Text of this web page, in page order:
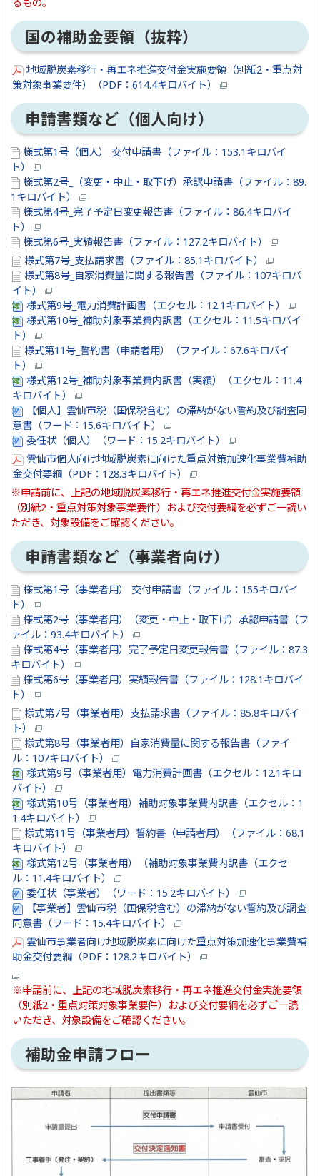
国の補助金要領（抜粋）
地域脱炭素移行・再エネ推進交付金実施要領（別紙2・重点対
策対象事業要件）（PDF：614.4キロバイト）
申請書類など（個人向け）
様式第1号（個人） 交付申請書（ファイル：153.1キロバイ
ト）
様式第2号_（変更・中止・取下げ）承認申請書（ファイル：89.
1キロバイト）
様式第4号_完了予定日変更報告書（ファイル：86.4キロバイ
ト）
様式第6号_実績報告書（ファイル：127.2キロバイト）
様式第7号_支払請求書（ファイル：85.1キロバイト）
様式第8号_自家消費量に関する報告書（ファイル：107キロバ
イト）
様式第9号_電力消費計画書（エクセル：12.1キロバイト）
様式第10号_補助対象事業費内訳書（エクセル：11.5キロバイ
ト）
様式第11号_誓約書（申請者用）（ファイル：67.6キロバイ
ト）
様式第12号_補助対象事業費内訳書（実績）（エクセル：11.4
キロバイト）
【個人】雲仙市税（国保税含む）の滞納がない誓約及び調査同
意書（ワード：15.6キロバイト）
委任状（個人）（ワード：15.2キロバイト）
雲仙市個人向け地域脱炭素に向けた重点対策加速化事業費補助
金交付要綱（PDF：128.3キロバイト）
※申請前に、上記の地域脱炭素移行・再エネ推進交付金実施要領
（別紙2・重点対策対象事業要件）および交付要綱を必ずご一読い
ただき、対象設備をご確認ください。
申請書類など（事業者向け）
様式第1号（事業者用） 交付申請書（ファイル：155キロバイ
ト）
様式第2号（事業者用）（変更・中止・取下げ）承認申請書（フ
ァイル：93.4キロバイト）
様式第4号（事業者用）完了予定日変更報告書（ファイル：87.3
キロバイト）
様式第6号（事業者用）実績報告書（ファイル：128.1キロバイ
ト）
様式第7号（事業者用）支払請求書（ファイル：85.8キロバイ
ト）
様式第8号（事業者用）自家消費量に関する報告書（ファイ
ル：107キロバイト）
様式第9号（事業者用）電力消費計画書（エクセル：12.1キロ
バイト）
様式第10号（事業者用）補助対象事業費内訳書（エクセル：1
1.4キロバイト）
様式第11号（事業者用）誓約書（申請者用）（ファイル：68.1
キロバイト）
様式第12号（事業者用）（補助対象事業費内訳書（エクセ
ル：11.4キロバイト）
委任状（事業者）（ワード：15.2キロバイト）
【事業者】雲仙市税（国保税含む）の滞納がない誓約及び調査
同意書（ワード：15.4キロバイト）
雲仙市事業者向け地域脱炭素に向けた重点対策加速化事業費補
助金交付要綱（PDF：128.2キロバイト）
※申請前に、上記の地域脱炭素移行・再エネ推進交付金実施要領
（別紙2・重点対策対象事業要件）および交付要綱を必ずご一読
いただき、対象設備をご確認ください。
補助金申請フロー